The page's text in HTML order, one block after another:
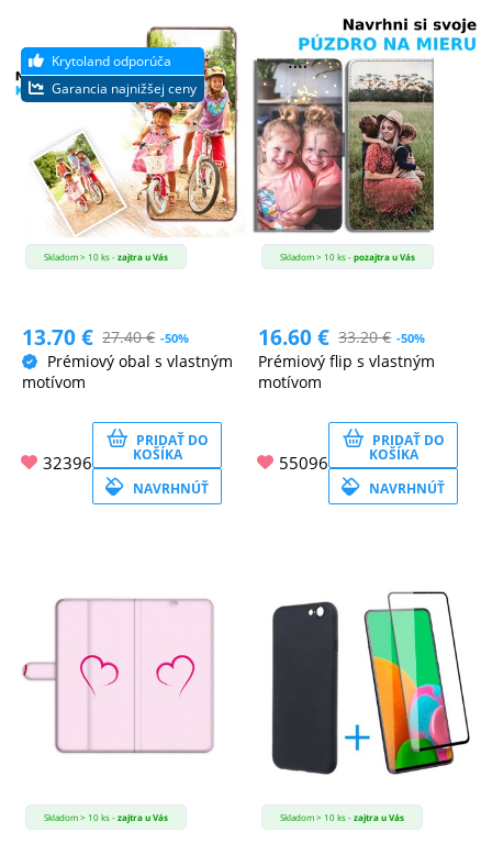
DRONY
DIELŇA
ZÁHRADA
Skladom > 10 ks -zajtra u Vás
13.70€ 27.40€ -50%
Prémiový obal s vlastným
motívom
32396
PRIDAŤ DO
KOŠÍKA
NAVRHNÚŤ
Skladom > 10 ks -pozajtra u Vás
16.60€ 33.20€ -50%
Prémiový flip s vlastným
motívom
55096
PRIDAŤ DO
KOŠÍKA
NAVRHNÚŤ
Skladom > 10 ks -zajtra u Vás Skladom > 10 ks -zajtra u Vás